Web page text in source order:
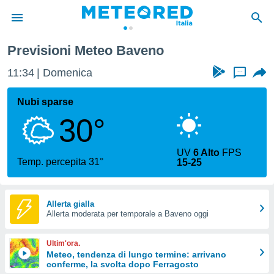
di
per
le
di
Web
le
Previsioni Meteo Baveno
11:34 Domenica ...
Nubi sparse
30°
Temp. percepita 31°
UV6 Alto FPS
15-25
Allerta gialla
Allerta moderata per temporale a Baveno oggi
Ultim'ora.
Meteo, tendenza di lungo termine: arrivano
conferme, la svolta dopo Ferragosto